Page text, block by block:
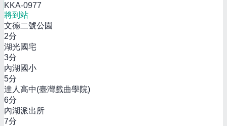
KKA-0977
將到站
文德二號公園
2分
湖光國宅
3分
內湖國小
5分
達人高中(臺灣戲曲學院)
6分
內湖派出所
7分